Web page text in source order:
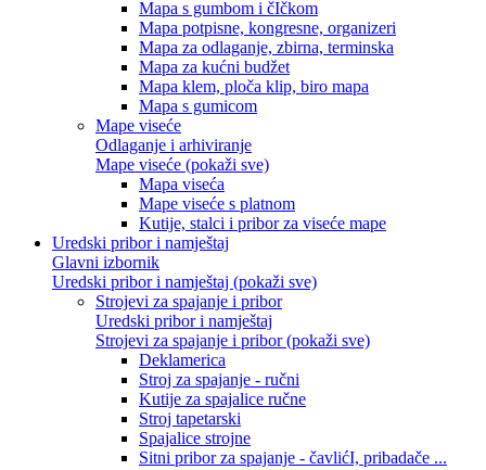
Mapa s gumbom i čIčkom
Mapa potpisne, kongresne, organizeri
Mapa za odlaganje, zbirna, terminska
Mapa za kućni budžet
Mapa klem, ploča klip, biro mapa
Mapa s gumicom
Mape viseće
Odlaganje i arhiviranje
Mape viseće (pokaži sve)
Mapa viseća
Mape viseće s platnom
Kutije, stalci i pribor za viseće mape
Uredski pribor i namještaj
Glavni izbornik
Uredski pribor i namještaj (pokaži sve)
Strojevi za spajanje i pribor
Uredski pribor i namještaj
Strojevi za spajanje i pribor (pokaži sve)
Deklamerica
Stroj za spajanje - ručni
Kutije za spajalice ručne
Stroj tapetarski
Spajalice strojne
Sitni pribor za spajanje - čavlićI, pribadače ...